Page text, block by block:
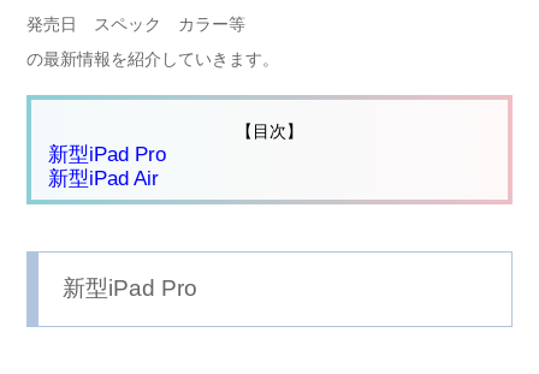
発売日 スペック カラー等
の最新情報を紹介していきます。
【目次】
新型iPad Pro
新型iPad Air
新型iPad Pro